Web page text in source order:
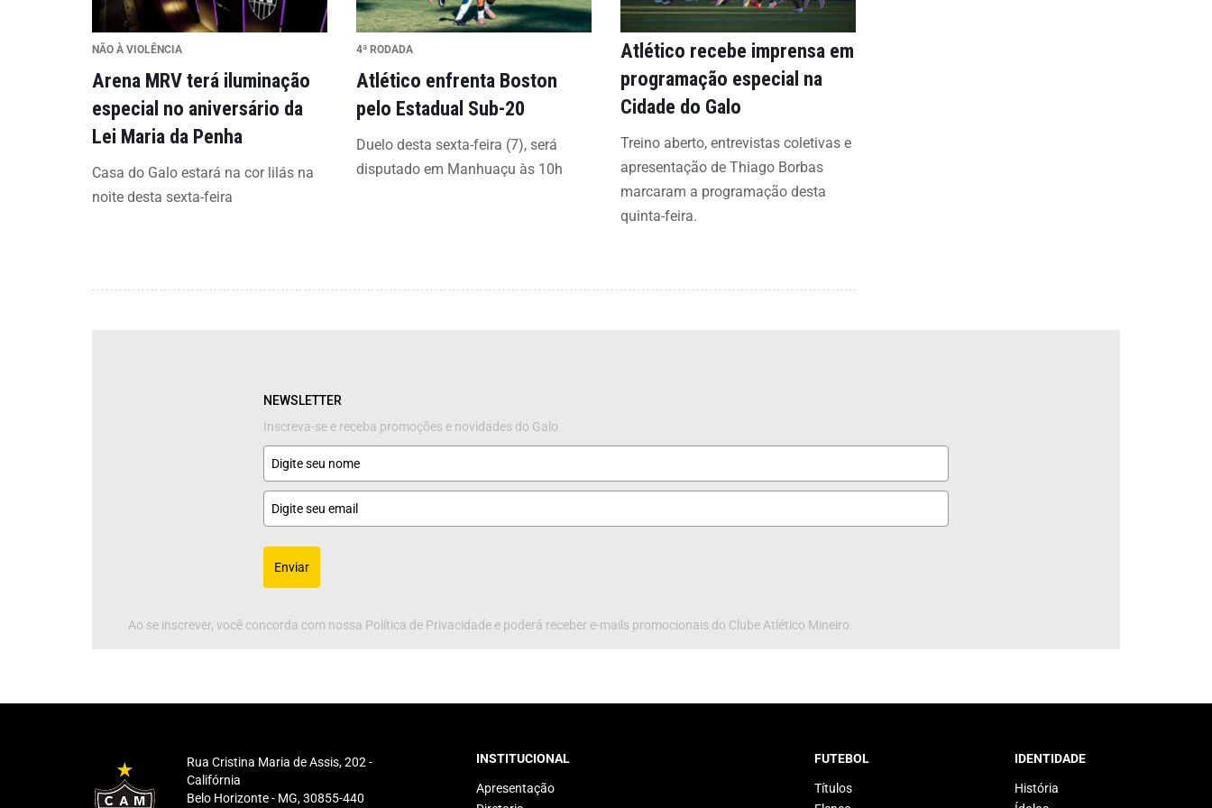
NÃO À VIOLÊNCIA
Arena MRV terá iluminação
especial no aniversário da
Lei Maria da Penha
Casa do Galo estará na cor lilás na
noite desta sexta-feira
4ª RODADA
Atlético enfrenta Boston
pelo Estadual Sub-20
Duelo desta sexta-feira (7), será
disputado em Manhuaçu às 10h
Atlético recebe imprensa em
programação especial na
Cidade do Galo
Treino aberto, entrevistas coletivas e
apresentação de Thiago Borbas
marcaram a programação desta
quinta-feira.
NEWSLETTER
Inscreva-se e receba promoções e novidades do Galo
Enviar
Ao se inscrever, você concorda com nossa Política de Privacidade e poderá receber e-mails promocionais do Clube Atlético Mineiro.
Rua Cristina Maria de Assis, 202 -
Califórnia
Belo Horizonte - MG, 30855-440
INSTITUCIONAL
Apresentação
FUTEBOL
Títulos
IDENTIDADE
História